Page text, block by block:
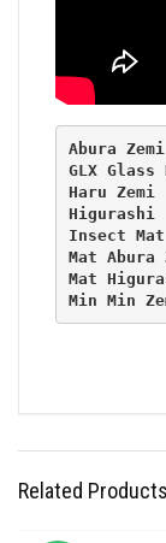
Abura Zemi
GLX Glass
Haru Zemi
Higurashi
Insect
Mat Abura
Mat
Min Min
Related Products